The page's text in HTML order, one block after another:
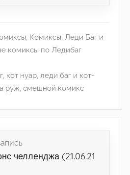
, Комиксы, Леди Баг и
комиксы по Ледибаг
, кот нуар, леди баг и кот-
руж, смешной комикс
челленджа (21.06.21